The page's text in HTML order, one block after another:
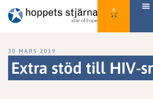
0
30 MARS 2019
Extra stöd till HIV-